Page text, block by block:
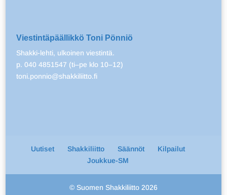
Viestintäpäällikkö Toni Pönniö
Shakki-lehti, ulkoinen viestintä.
p. 040 4851547 (ti–pe klo 10–12)
toni.ponnio@shakkiliitto.fi
Uutiset Shakkiliitto Säännöt
Kilpailut
Joukkue-SM
© Suomen Shakkiliitto 2026